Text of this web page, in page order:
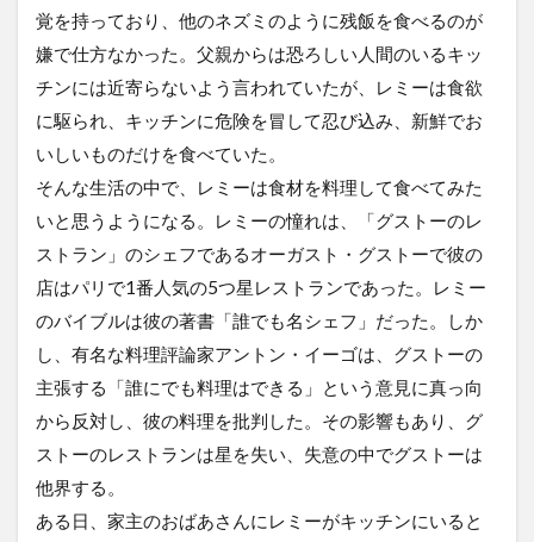
覚を持っており、他のネズミのように残飯を食べるのが
嫌で仕方なかった。父親からは恐ろしい人間のいるキッ
チンには近寄らないよう言われていたが、レミーは食欲
に駆られ、キッチンに危険を冒して忍び込み、新鮮でお
いしいものだけを食べていた。
そんな生活の中で、レミーは食材を料理して食べてみた
いと思うようになる。レミーの憧れは、「グストーのレ
ストラン」のシェフであるオーガスト・グストーで彼の
店はパリで1番人気の5つ星レストランであった。レミー
のバイブルは彼の著書「誰でも名シェフ」だった。しか
し、有名な料理評論家アントン・イーゴは、グストーの
主張する「誰にでも料理はできる」という意見に真っ向
から反対し、彼の料理を批判した。その影響もあり、グ
ストーのレストランは星を失い、失意の中でグストーは
他界する。
ある日、家主のおばあさんにレミーがキッチンにいると